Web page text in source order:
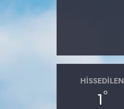
HISSEDILEN
1°